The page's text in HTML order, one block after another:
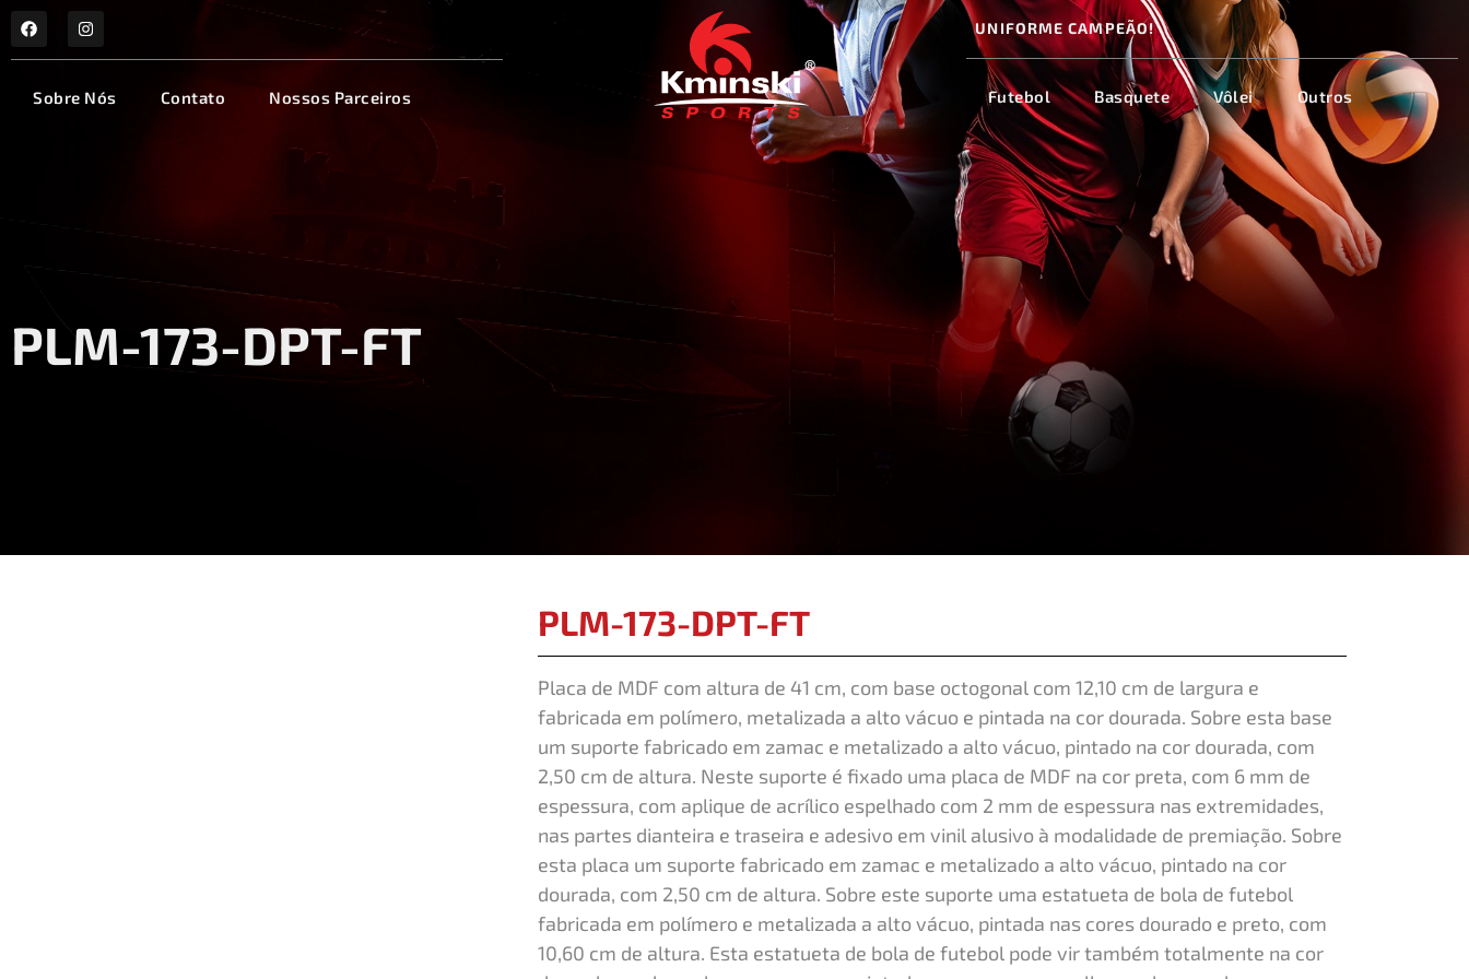
Sobre Nós Contato Nossos Parceiros
UNIFORME CAMPEÃO!
Futebol Basquete Vôlei Outros
PLM-173-DPT-FT
PLM-173-DPT-FT
Placa de MDF com altura de 41 cm, com base octogonal com 12,10 cm de largura e
fabricada em polímero, metalizada a alto vácuo e pintada na cor dourada. Sobre esta base
um suporte fabricado em zamac e metalizado a alto vácuo, pintado na cor dourada, com
2,50 cm de altura. Neste suporte é fixado uma placa de MDF na cor preta, com 6 mm de
espessura, com aplique de acrílico espelhado com 2 mm de espessura nas extremidades,
nas partes dianteira e traseira e adesivo em vinil alusivo à modalidade de premiação. Sobre
esta placa um suporte fabricado em zamac e metalizado a alto vácuo, pintado na cor
dourada, com 2,50 cm de altura. Sobre este suporte uma estatueta de bola de futebol
fabricada em polímero e metalizada a alto vácuo, pintada nas cores dourado e preto, com
10,60 cm de altura. Esta estatueta de bola de futebol pode vir também totalmente na cor